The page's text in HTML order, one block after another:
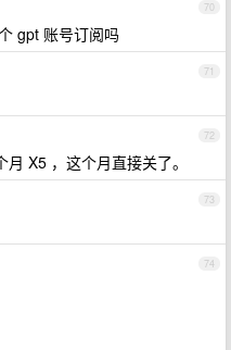
70
gpt 账号订阅吗
71
72
X5 ，这个月直接关了。
73
74